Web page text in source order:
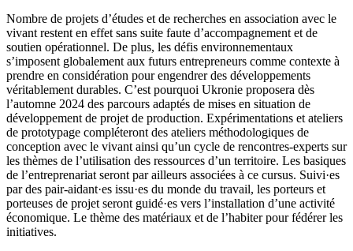
Nombre de projets d’études et de recherches en association avec le
vivant restent en effet sans suite faute d’accompagnement et de
soutien opérationnel. De plus, les défis environnementaux
s’imposent globalement aux futurs entrepreneurs comme contexte à
prendre en considération pour engendrer des développements
véritablement durables. C’est pourquoi Ukronie proposera dès
l’automne 2024 des parcours adaptés de mises en situation de
développement de projet de production. Expérimentations et ateliers
de prototypage compléteront des ateliers méthodologiques de
conception avec le vivant ainsi qu’un cycle de rencontres-experts sur
les thèmes de l’utilisation des ressources d’un territoire. Les basiques
de l’entreprenariat seront par ailleurs associées à ce cursus. Suivi·es
par des pair-aidant·es issu·es du monde du travail, les porteurs et
porteuses de projet seront guidé·es vers l’installation d’une activité
économique. Le thème des matériaux et de l’habiter pour fédérer les
initiatives.